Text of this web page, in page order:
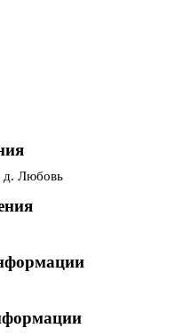
д. Любовь